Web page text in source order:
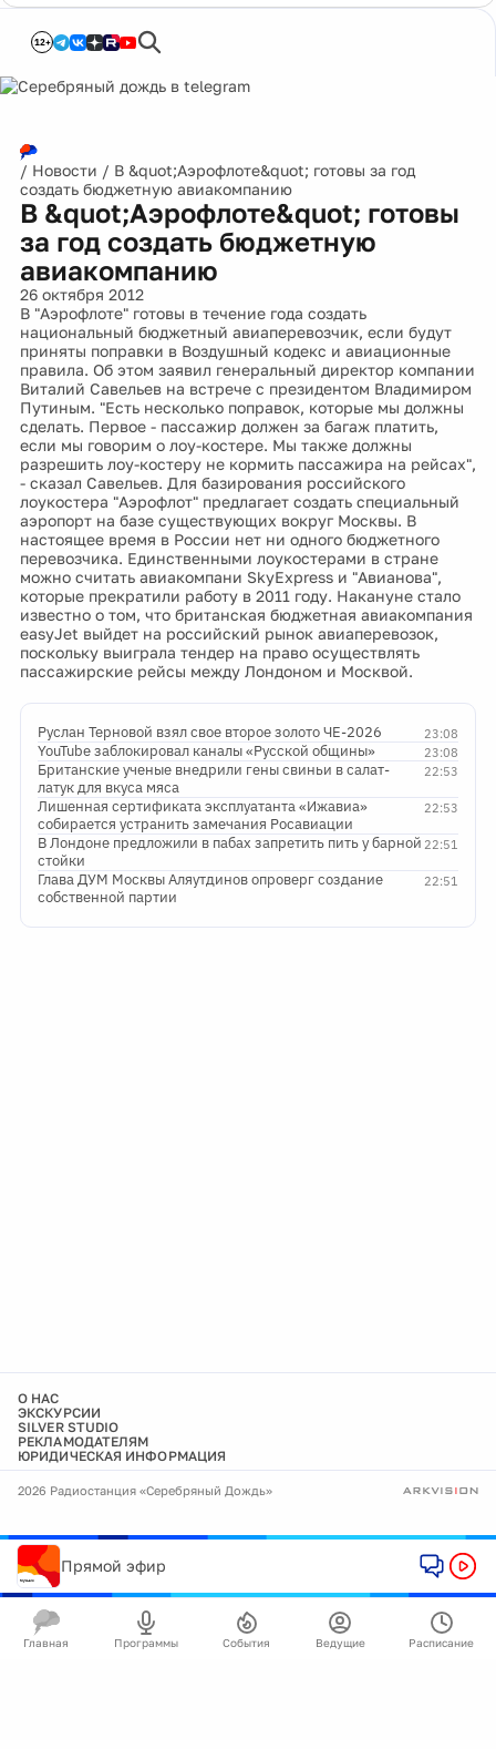
12+
/ Новости / В &quot;Аэрофлоте&quot; готовы за год
создать бюджетную авиакомпанию
В &quot;Аэрофлоте&quot; готовы
за год создать бюджетную
авиакомпанию
26 октября 2012
В "Аэрофлоте" готовы в течение года создать
национальный бюджетный авиаперевозчик, если будут
приняты поправки в Воздушный кодекс и авиационные
правила. Об этом заявил генеральный директор компании
Виталий Савельев на встрече с президентом Владимиром
Путиным. "Есть несколько поправок, которые мы должны
сделать. Первое - пассажир должен за багаж платить,
если мы говорим о лоу-костере. Мы также должны
разрешить лоу-костеру не кормить пассажира на рейсах",
- сказал Савельев. Для базирования российского
лоукостера "Аэрофлот" предлагает создать специальный
аэропорт на базе существующих вокруг Москвы. В
настоящее время в России нет ни одного бюджетного
перевозчика. Единственными лоукостерами в стране
можно считать авиакомпани SkyExpress и "Авианова",
которые прекратили работу в 2011 году. Накануне стало
известно о том, что британская бюджетная авиакомпания
easyJet выйдет на российский рынок авиаперевозок,
поскольку выиграла тендер на право осуществлять
пассажирские рейсы между Лондоном и Москвой.
23:08
Руслан Терновой взял свое второе золото ЧЕ-2026
23:08
YouTube заблокировал каналы «Русской общины»
22:53
Британские ученые внедрили гены свиньи в салат-
латук для вкуса мяса
22:53
Лишенная сертификата эксплуатанта «Ижавиа»
собирается устранить замечания Росавиации
22:51
В Лондоне предложили в пабах запретить пить у барной
стойки
22:51
Глава ДУМ Москвы Аляутдинов опроверг создание
собственной партии
О НАС
ЭКСКУРСИИ
SILVER STUDIO
РЕКЛАМОДАТЕЛЯМ
ЮРИДИЧЕСКАЯ ИНФОРМАЦИЯ
2026 Радиостанция «Серебряный Дождь»
Прямой эфир
Главная Программы События Ведущие Расписание